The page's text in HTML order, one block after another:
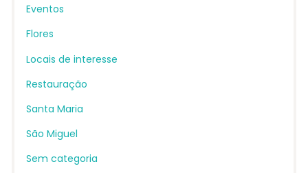
Eventos
Flores
Locais de interesse
Restauração
Santa Maria
São Miguel
Sem categoria